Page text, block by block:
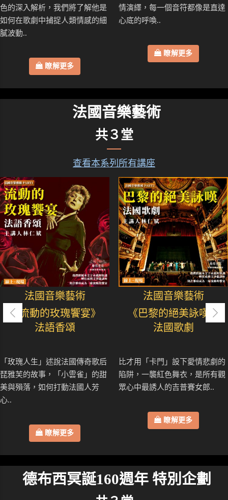
色的深入解析，我們將了解他是
如何在歌劇中捕捉人類情感的細
膩波動..
瞭解更多
情演繹，每一個音符都像是直達
心底的呼喚..
瞭解更多
法國音樂藝術
共３堂
查看本系列所有講座
法國音樂藝術
《流動的玫瑰饗宴》
法語香頌
「玫瑰人生」述說法國傳奇歌后
琵雅芙的故事，「小雲雀」的甜
美與殞落，如何打動法國人芳
心..
瞭解更多
法國音樂藝術
《巴黎的絕美詠嘆》
法國歌劇
比才用「卡門」設下愛情悲劇的
陷阱，一襲紅色舞衣，是所有觀
眾心中最誘人的吉普賽女郎..
瞭解更多
德布西冥誕160週年 特別企劃